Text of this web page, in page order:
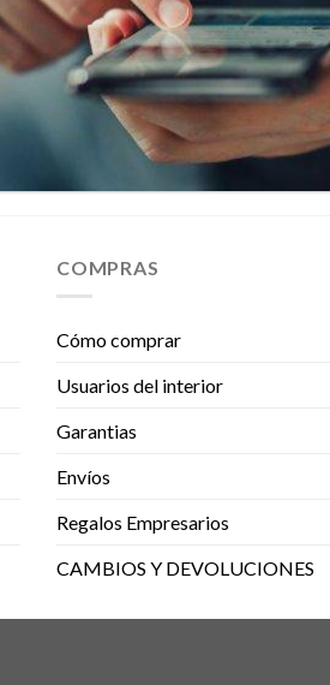
COMPRAS
Cómo comprar
Usuarios del interior
Garantias
Envíos
Regalos Empresarios
CAMBIOS Y DEVOLUCIONES